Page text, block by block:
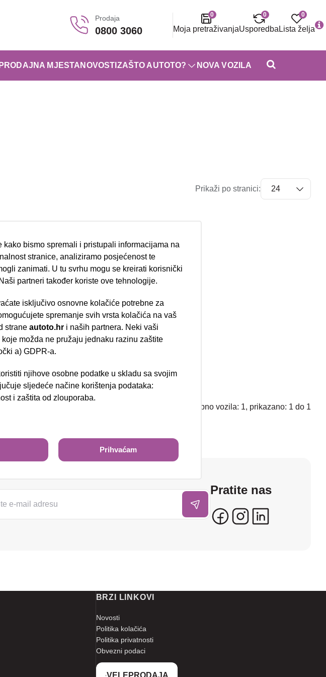
Prodaja
0800 3060
0
Moja pretraživanja
0
Usporedba
0
Lista želja
PRODAJNA MJESTA NOVOSTI ZAŠTO AUTOTO? NOVA VOZILA
Prikaži po stranici:
Ukupno vozila: 1, prikazano: 1 do 1
Pratite nas
BRZI LINKOVI
Novosti
Politika kolačića
Politika privatnosti
Obvezni podaci
avenija 102, Resnik
Traži
bismo spremali i pristupali informacijama na
stranice, analiziramo posjećenost te
zanimati. U tu svrhu mogu se kreirati korisnički
partneri također koriste ove tehnologije.
isključivo osnovne kolačiće potrebne za
spremanje svih vrsta kolačića na vaš
strane autoto.hr i naših partnera. Neki vaši
možda ne pružaju jednaku razinu zaštite
a) GDPR-a.
njihove osobne podatke u skladu sa svojim
sljedeće načine korištenja podataka:
i zaštita od zlouporaba.
Prihvaćam